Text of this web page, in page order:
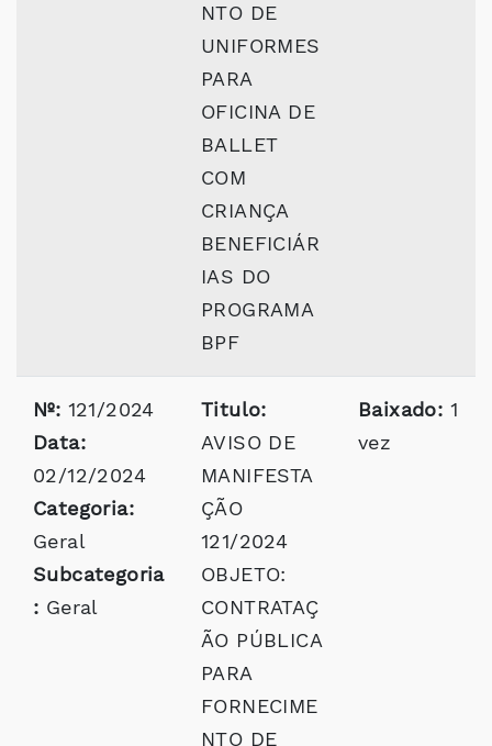
NTO DE
UNIFORMES
PARA
OFICINA DE
BALLET
COM
CRIANÇA
BENEFICIÁR
IAS DO
PROGRAMA
BPF
Nº: 121/2024
Data:
02/12/2024
Categoria:
Geral
Subcategoria
: Geral
Titulo:
AVISO DE
MANIFESTA
ÇÃO
121/2024
OBJETO:
CONTRATAÇ
ÃO PÚBLICA
PARA
FORNECIME
NTO DE
Baixado: 1
vez